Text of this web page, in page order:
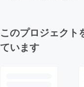
このプロジェクト
ています